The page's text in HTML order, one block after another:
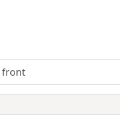
front